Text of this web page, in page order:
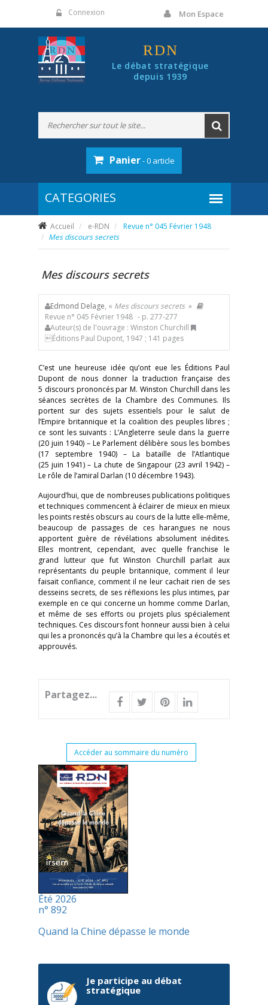
Connexion Mon Espace
RDN
Le débat stratégique
depuis 1939
Panier- 0 article
Accueil e-RDN
Revue n° 045 Février 1948
Mes discours secrets
Mes discours secrets
Edmond Delage, « Mes discours secrets »
Revue n° 045 Février 1948 - p. 277-277
Auteur(s) de l'ouvrage : Winston Churchill
Éditions Paul Dupont, 1947 ; 141 pages
C’est une heureuse idée qu’ont eue les Éditions Paul
Dupont de nous donner la traduction française des
5 discours prononcés par M. Winston Churchill dans les
séances secrètes de la Chambre des Communes. Ils
portent sur des sujets essentiels pour le salut de
l’Empire britannique et la coalition des peuples libres ;
ce sont les suivants : L’Angleterre seule dans la guerre
(20 juin 1940) – Le Parlement délibère sous les bombes
(17 septembre 1940) – La bataille de l’Atlantique
(25 juin 1941) – La chute de Singapour (23 avril 1942) –
Le rôle de l’amiral Darlan (10 décembre 1943).
Aujourd’hui, que de nombreuses publications politiques
et techniques commencent à éclairer de mieux en mieux
les points restés obscurs au cours de la lutte elle-même,
beaucoup de passages de ces harangues ne nous
apportent guère de révélations absolument inédites.
Elles montrent, cependant, avec quelle franchise le
grand lutteur que fut Winston Churchill parlait aux
représentants du peuple britannique, comment il leur
faisait confiance, comment il ne leur cachait rien de ses
desseins secrets, de ses réflexions les plus intimes, par
exemple en ce qui concerne un homme comme Darlan,
et même de ses efforts ou projets plus spécialement
techniques. Ces discours font honneur aussi bien à celui
qui les a prononcés qu’à la Chambre qui les a écoutés et
approuvés.
Partagez...
Accéder au sommaire du numéro
Été 2026
n° 892
Quand la Chine dépasse le monde
Je participe au débat
stratégique